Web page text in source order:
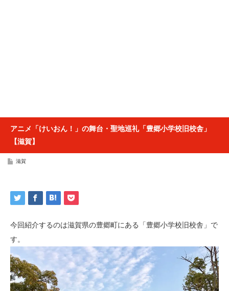
アニメ「けいおん！」の舞台・聖地巡礼「豊郷小学校旧校舎」
【滋賀】
滋賀
今回紹介するのは滋賀県の豊郷町にある「豊郷小学校旧校舎」で
す。